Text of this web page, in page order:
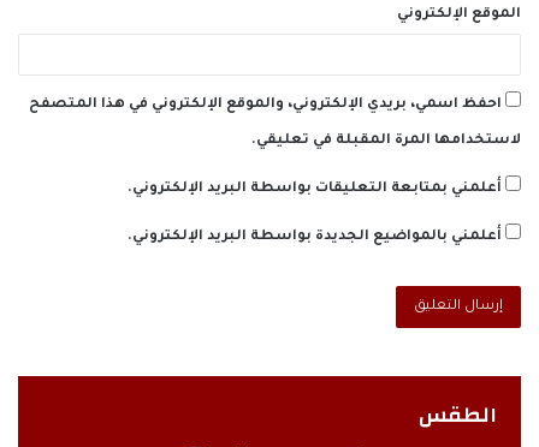
الموقع الإلكتروني
احفظ اسمي، بريدي الإلكتروني، والموقع الإلكتروني في هذا المتصفح
لاستخدامها المرة المقبلة في تعليقي.
أعلمني بمتابعة التعليقات بواسطة البريد الإلكتروني.
أعلمني بالمواضيع الجديدة بواسطة البريد الإلكتروني.
الطقس